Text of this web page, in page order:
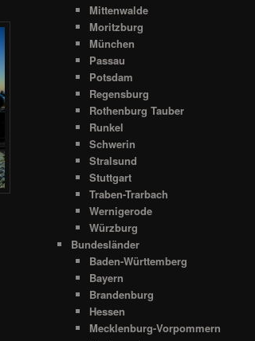
Mittenwalde
Moritzburg
München
Passau
Potsdam
Regensburg
Rothenburg Tauber
Runkel
Schwerin
Stralsund
Stuttgart
Traben-Trarbach
Wernigerode
Würzburg
Bundesländer
Baden-Württemberg
Bayern
Brandenburg
Hessen
Mecklenburg-Vorpommern